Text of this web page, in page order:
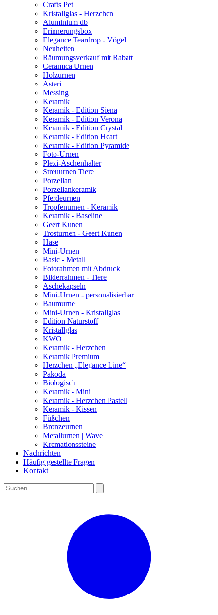
Crafts Pet
Kristallglas - Herzchen
Aluminium db
Erinnerungsbox
Elegance Teardrop - Vögel
Neuheiten
Räumungsverkauf mit Rabatt
Ceramica Urnen
Holzurnen
Asteri
Messing
Keramik
Keramik - Edition Siena
Keramik - Edition Verona
Keramik - Edition Crystal
Keramik - Edition Heart
Keramik - Edition Pyramide
Foto-Urnen
Plexi-Aschenhalter
Streuurnen Tiere
Porzellan
Porzellankeramik
Pferdeurnen
Tropfenurnen - Keramik
Keramik - Baseline
Geert Kunen
Trosturnen - Geert Kunen
Hase
Mini-Urnen
Basic - Metall
Fotorahmen mit Abdruck
Bilderrahmen - Tiere
Aschekapseln
Mini-Urnen - personalisierbar
Baumurne
Mini-Urnen - Kristallglas
Edition Naturstoff
Kristallglas
KWO
Keramik - Herzchen
Keramik Premium
Herzchen „Elegance Line“
Pakoda
Biologisch
Keramik - Mini
Keramik - Herzchen Pastell
Keramik - Kissen
Füßchen
Bronzeurnen
Metallurnen | Wave
Kremationssteine
Nachrichten
Häufig gestellte Fragen
Kontakt